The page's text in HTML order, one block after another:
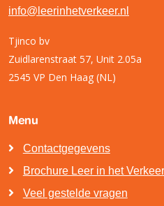
info@leerinhetverkeer.nl
Tjinco bv
Zuidlarenstraat 57, Unit 2.05a
2545 VP Den Haag (NL)
Menu
Contactgegevens
Brochure Leer in het Verkeer
Veel gestelde vragen